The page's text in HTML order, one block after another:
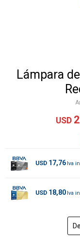
Lámpara
USD
USD 17,76
USD 18,80